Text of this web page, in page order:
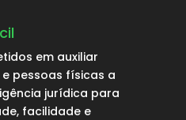
em auxiliar
pessoas físicas a
jurídica para
facilidade e